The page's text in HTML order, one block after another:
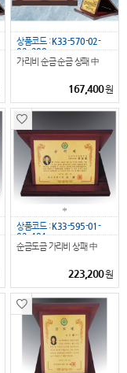
상품코드 :K33-570-02-
02_288
가리비 순금 순금 상패 中
167,400원
상품코드 :K33-595-01-
02_181
순금도금 가리비 상패 中
223,200원